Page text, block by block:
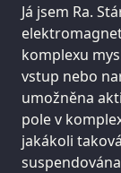
Já jsem Ra.
komplexu
vstup nebo
umožněna
pole v
jakákoli